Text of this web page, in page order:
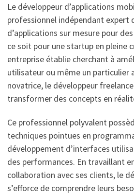
Le développeur d’applications
professionnel indépendant expert
d’applications sur mesure pour
ce soit pour une startup en pleine
entreprise établie cherchant à
utilisateur ou même un particulier
novatrice, le développeur
transformer des concepts en
Ce professionnel polyvalent
techniques pointues en
développement d’interfaces
des performances. En travaillant
collaboration avec ses clients, le
s’efforce de comprendre leurs